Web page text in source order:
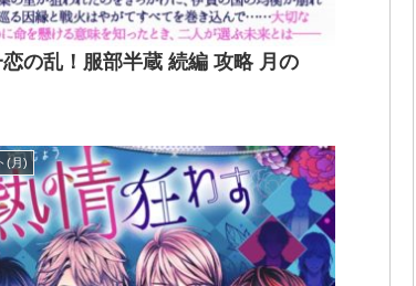
の乱！服部半蔵 続編 攻略 月の
(月)